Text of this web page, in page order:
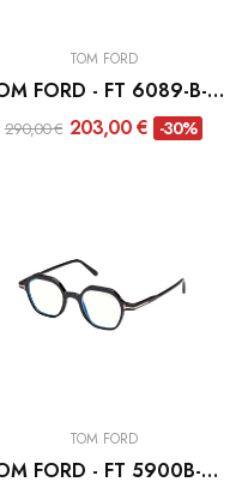
TOM FORD
TOM FORD - FT 6089-B-069
290,00 € 203,00 € -30%
TOM FORD
TOM FORD - FT 5900B-001